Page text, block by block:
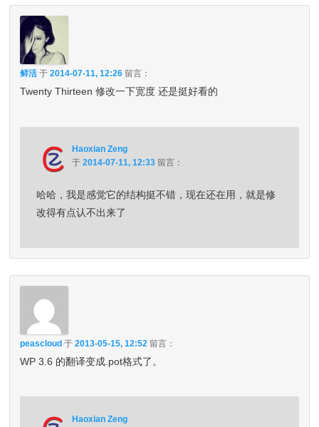
鲜活 于2014-07-11, 12:26 留言：
Twenty Thirteen 修改一下宽度 还是挺好看的
Haoxian Zeng
于2014-07-11, 12:33 留言：
哈哈，我是感觉它的结构挺不错，现在还在用，就是修
改得有点认不出来了
peascloud 于2013-05-15, 12:52 留言：
WP 3.6 的翻译变成.pot格式了。
Haoxian Zeng